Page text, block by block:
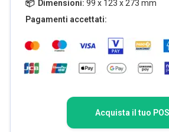
📦 Dimensioni:99 x 123 x 273 mm
Pagamenti accettati:
Acquista il tuo POS